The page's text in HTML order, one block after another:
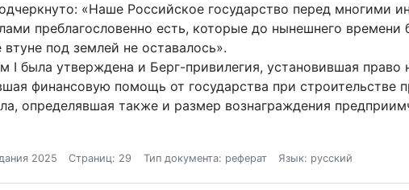
«Наше Российское государство перед многими
преблагословенно есть, которые до нынешнего времени
под землей не оставалось».
I была утверждена и Берг-привилегия, установившая право
финансовую помощь от государства при строительстве
определявшая также и размер вознаграждения
2025 Страниц: 29 Тип документа: реферат Язык: русский